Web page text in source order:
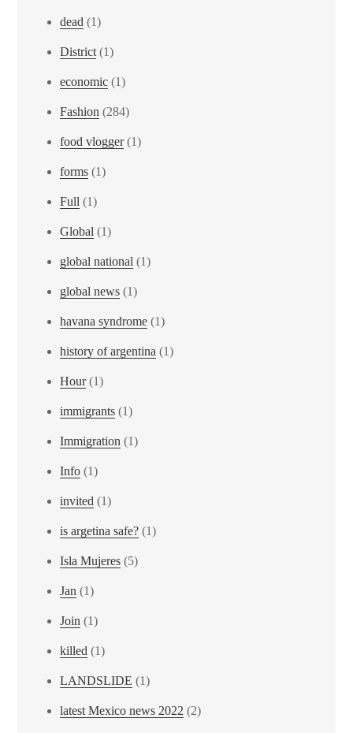
dead (1)
District(1)
economic (1)
Fashion (284)
food vlogger(1)
forms (1)
Full (1)
Global (1)
global national (1)
global news (1)
havana syndrome (1)
history of argentina (1)
Hour(1)
immigrants (1)
Immigration (1)
Info (1)
invited (1)
is argetina safe? (1)
Isla Mujeres (5)
Jan (1)
Join (1)
killed (1)
LANDSLIDE (1)
latest Mexico news 2022 (2)